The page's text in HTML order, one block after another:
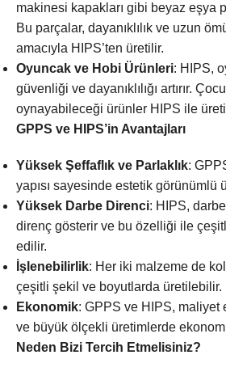
makinesi kapakları gibi beyaz eşya
Bu parçalar, dayanıklılık ve uzun
amacıyla HIPS’ten üretilir.
Oyuncak ve Hobi Ürünleri: HIPS,
güvenliği ve dayanıklılığı artırır.
oynayabileceği ürünler HIPS ile
GPPS ve HIPS’in Avantajları
Yüksek Şeffaflık ve Parlaklık:
yapısı sayesinde estetik görünümlü
Yüksek Darbe Direnci: HIPS,
direnç gösterir ve bu özelliği ile
edilir.
İşlenebilirlik: Her iki malzeme de
çeşitli şekil ve boyutlarda üretilebilir.
Ekonomik: GPPS ve HIPS, maliyet
ve büyük ölçekli üretimlerde
Neden Bizi Tercih Etmelisiniz?